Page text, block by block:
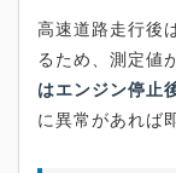
高速道路走行後
るため、測定値
はエンジン停止
に異常があれば